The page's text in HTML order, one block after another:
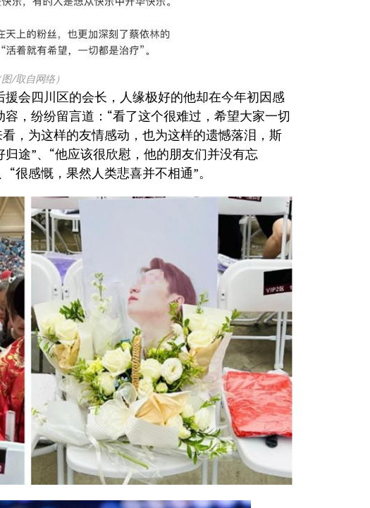
/取自网络）
会四川区的会长，人缘极好的他却在今年初因感
，纷纷留言道：“看了这个很难过，希望大家一切
，为这样的友情感动，也为这样的遗憾落泪，斯
途”、“他应该很欣慰，他的朋友们并没有忘
很感慨，果然人类悲喜并不相通”。